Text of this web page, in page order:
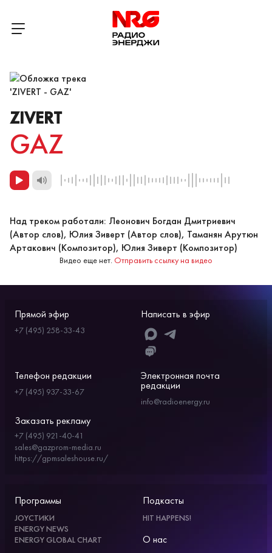
ZIVERT
GAZ
Над треком работали: Леонович Богдан Дмитриевич
(Автор слов), Юлия Зиверт (Автор слов), Таманян Арутюн
Артакович (Композитор), Юлия Зиверт (Композитор)
Видео еще нет. Отправить ссылку на видео
Прямой эфир
+7 (495) 258-33-43
Написать в эфир
Телефон редакции
+7 (495) 937-33-67
Электронная почта
редакции
info@radioenergy.ru
Заказать рекламу
+7 (495) 921-40-41
sales@gazprom-media.ru
https://gpmsaleshouse.ru/
Программы
JOYСТИКИ
ENERGY NEWS
ENERGY GLOBAL CHART
Подкасты
HIT HAPPENS!
О нас